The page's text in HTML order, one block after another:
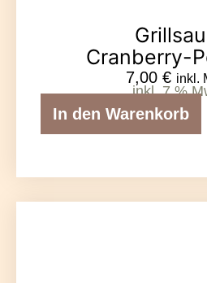
Cranberry-
7,00 € inkl.
inkl. 7 %
In den Warenkorb